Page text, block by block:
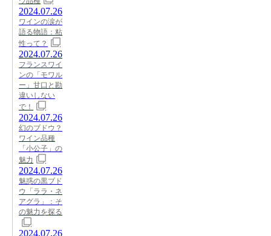
2024.07.26
ワインの涙が
語る物語：粘
性って？
2024.07.26
フランスワイ
ンの「モワル
ー」甘口と勘
違いしない
で！
2024.07.26
幻のブドウ？
ワイン品種
「小公子」の
魅力
2024.07.26
魅惑の黒ブド
ウ「ララ・ネ
アグラ」：そ
の魅力を探る
2024.07.26